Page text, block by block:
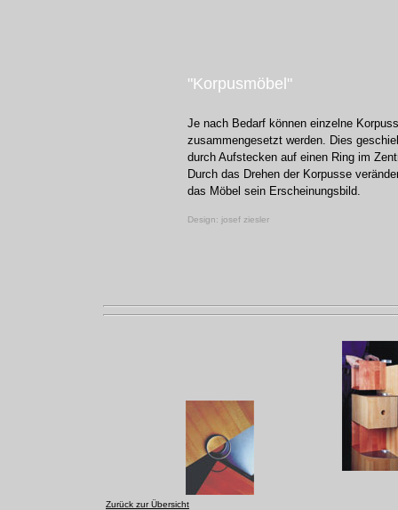
"Korpusmöbel"
Je nach Bedarf können einzelne
zusammengesetzt werden. Dies
durch Aufstecken auf einen Ring im
Durch das Drehen der Korpusse
das Möbel sein Erscheinungsbild.
Design: josef ziesler
Zurück zur Übersicht